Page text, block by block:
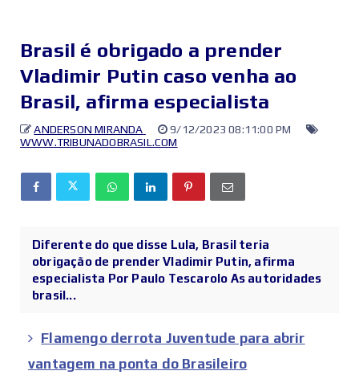
Brasil é obrigado a prender
Vladimir Putin caso venha ao
Brasil, afirma especialista
ANDERSON MIRANDA
9/12/2023 08:11:00 PM
WWW.TRIBUNADOBRASIL.COM
Diferente do que disse Lula, Brasil teria
obrigação de prender Vladimir Putin, afirma
especialista Por Paulo Tescarolo As autoridades
brasil...
Flamengo derrota Juventude para abrir
vantagem na ponta do Brasileiro